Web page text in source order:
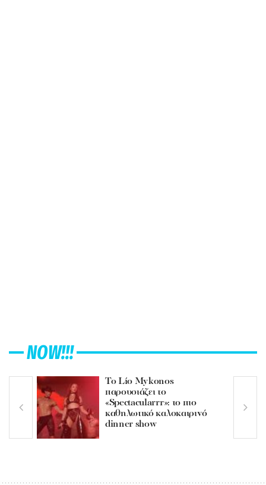
NOW!!!
Το Lío Mykonos
παρουσιάζει το
«Spectacularrr»: το πιο
καθηλωτικό καλοκαιρινό
dinner show